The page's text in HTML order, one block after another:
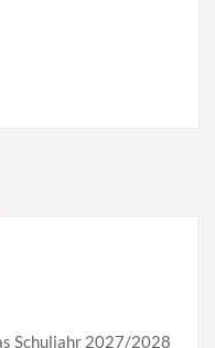
Schuljahr 2027/2028